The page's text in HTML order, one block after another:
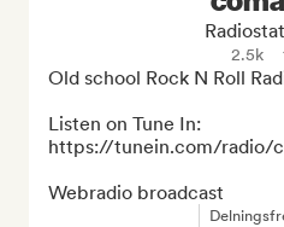
2.5k
Old school Rock N Roll
Listen on Tune In:
https://tunein.com/radio/
Webradio broadcast